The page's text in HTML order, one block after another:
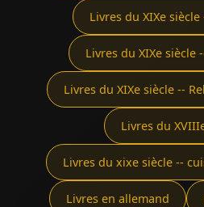
Livres du XIXe
Livres du XIXe siècle
Livres du XIXe siècle --
Livres du
Livres du xixe siècle --
Livres en allemand